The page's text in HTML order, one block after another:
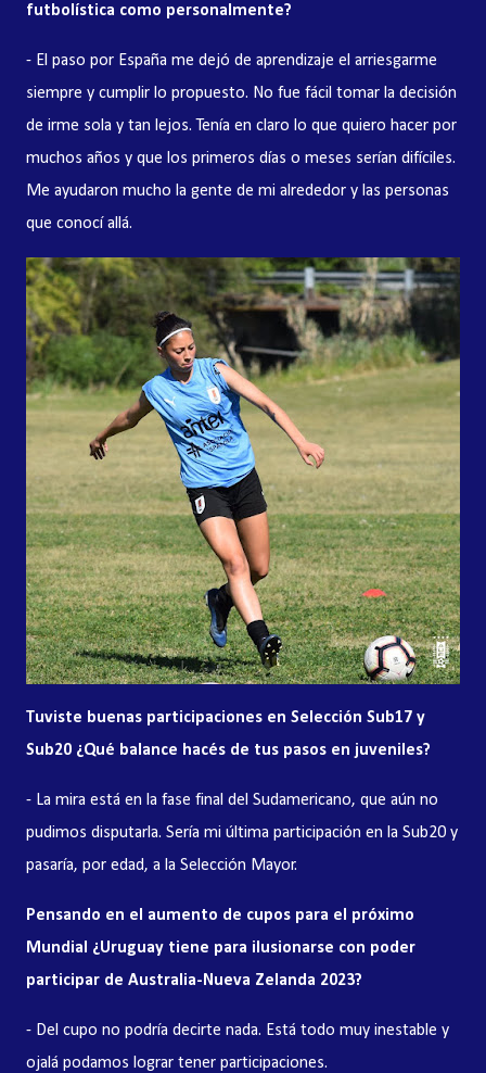
futbolística como personalmente?
- El paso por España me dejó de aprendizaje el arriesgarme
siempre y cumplir lo propuesto. No fue fácil tomar la decisión
de irme sola y tan lejos. Tenía en claro lo que quiero hacer por
muchos años y que los primeros días o meses serían difíciles.
Me ayudaron mucho la gente de mi alrededor y las personas
que conocí allá.
Tuviste buenas participaciones en Selección Sub17 y
Sub20 ¿Qué balance hacés de tus pasos en juveniles?
- La mira está en la fase final del Sudamericano, que aún no
pudimos disputarla. Sería mi última participación en la Sub20 y
pasaría, por edad, a la Selección Mayor.
Pensando en el aumento de cupos para el próximo
Mundial ¿Uruguay tiene para ilusionarse con poder
participar de Australia-Nueva Zelanda 2023?
- Del cupo no podría decirte nada. Está todo muy inestable y
ojalá podamos lograr tener participaciones.